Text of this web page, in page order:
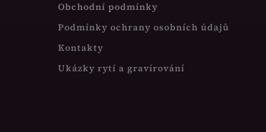
Obchodní podmínky
Podmínky ochrany osobních údajů
Kontakty
Ukázky rytí a gravírování